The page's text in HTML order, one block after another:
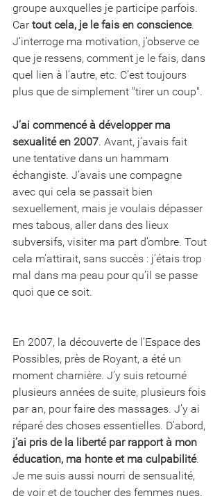
groupe auxquelles je participe parfois.
Car tout cela, je le fais en conscience.
J’interroge ma motivation, j’observe ce
que je ressens, comment je le fais, dans
quel lien à l’autre, etc. C’est toujours
plus que de simplement "tirer un coup".
J’ai commencé à développer ma
sexualité en 2007. Avant, j’avais fait
une tentative dans un hammam
échangiste. J’avais une compagne
avec qui cela se passait bien
sexuellement, mais je voulais dépasser
mes tabous, aller dans des lieux
subversifs, visiter ma part d’ombre. Tout
cela m’attirait, sans succès : j’étais trop
mal dans ma peau pour qu’il se passe
quoi que ce soit.
En 2007, la découverte de l’Espace des
Possibles, près de Royant, a été un
moment charnière. J’y suis retourné
plusieurs années de suite, plusieurs fois
par an, pour faire des massages. J’y ai
réparé des choses essentielles. D’abord,
j’ai pris de la liberté par rapport à mon
éducation, ma honte et ma culpabilité.
Je me suis aussi nourri de sensualité,
de voir et de toucher des femmes nues.